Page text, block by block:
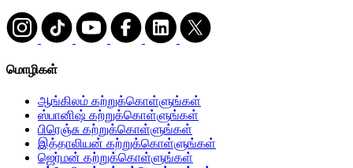
மொழிகள்
ஆங்கிலம் கற்றுக்கொள்ளுங்கள்
ஸ்பானிஷ் கற்றுக்கொள்ளுங்கள்
பிரெஞ்சு கற்றுக்கொள்ளுங்கள்
இத்தாலியன் கற்றுக்கொள்ளுங்கள்
ஜெர்மன் கற்றுக்கொள்ளுங்கள்